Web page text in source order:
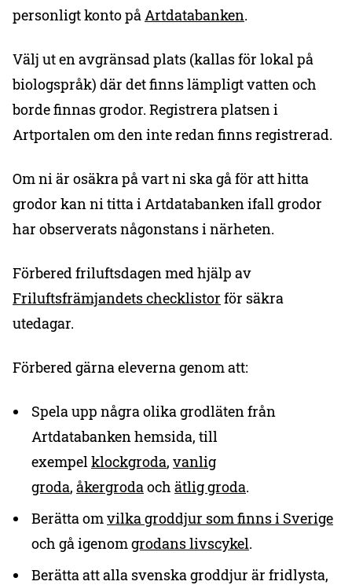
personligt konto påArtdatabanken.
Välj ut en avgränsad plats (kallas för lokal på
biologspråk) där det finns lämpligt vatten och
borde finnas grodor. Registrera platsen i
Artportalen om den inte redan finns registrerad.
Om ni är osäkra på vart ni ska gå för att hitta
grodor kan ni titta i Artdatabanken ifall grodor
har observerats någonstans i närheten.
Förbered friluftsdagen med hjälp av
Friluftsfrämjandets checklistor för säkra
utedagar.
Förbered gärna eleverna genom att:
Spela upp några olika grodläten från
Artdatabanken hemsida, till
exempelklockgroda, vanlig
groda, åkergrodaoch ätlig groda.
Berätta omvilka groddjur som finns i Sverige
och gå igenomgrodans livscykel.
Berätta att alla svenska groddjur är fridlysta,